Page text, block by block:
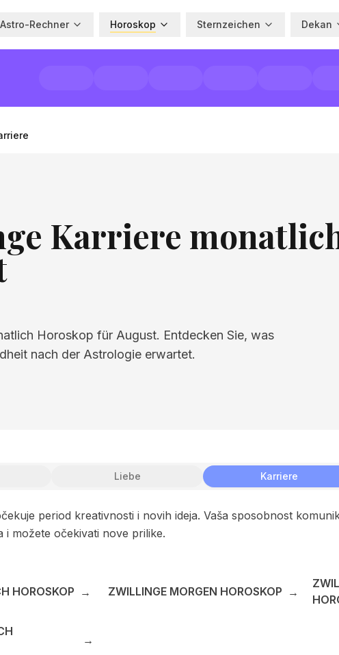
Astro-Rechner Horoskop Sternzeichen Dekan
Karriere
Horoskop für August. Entdecken Sie, was
nach der Astrologie erwartet.
Liebe Karriere
period kreativnosti i novih ideja. Vaša sposobnost
i možete očekivati nove prilike.
HOROSKOP → ZWILLINGE MORGEN HOROSKOP →
→